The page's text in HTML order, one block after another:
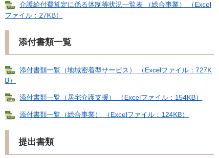
介護給付費算定に係る体制等状況一覧表 （総合事業） （Excel
ファイル：27KB）
添付書類一覧
添付書類一覧（地域密着型サービス） （Excelファイル：727K
B）
添付書類一覧（居宅介護支援） （Excelファイル：154KB）
添付書類一覧（総合事業） （Excelファイル：124KB）
提出書類